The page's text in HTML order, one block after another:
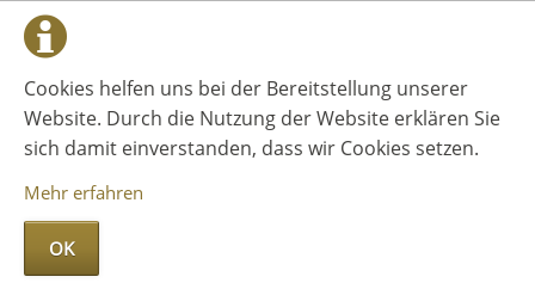
Cookies helfen uns bei der Bereitstellung unserer
Website. Durch die Nutzung der Website erklären Sie
sich damit einverstanden, dass wir Cookies setzen.
Mehr erfahren
OK